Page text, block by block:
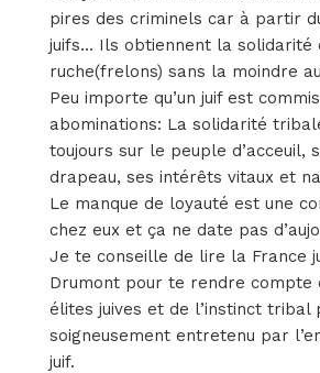
pires des criminels car à partir
juifs… Ils obtiennent la solidarité
ruche(frelons) sans la moindre
Peu importe qu’un juif est
abominations: La solidarité
toujours sur le peuple d’acceuil,
drapeau, ses intérêts vitaux et
Le manque de loyauté est une
chez eux et ça ne date pas
Je te conseille de lire la France
Drumont pour te rendre compte
élites juives et de l’instinct tribal
soigneusement entretenu par
juif.